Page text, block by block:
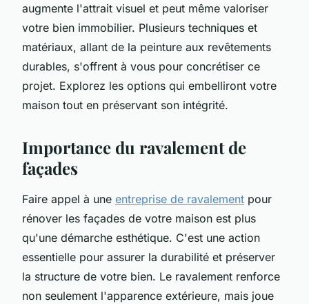
augmente l'attrait visuel et peut même valoriser
votre bien immobilier. Plusieurs techniques et
matériaux, allant de la peinture aux revêtements
durables, s'offrent à vous pour concrétiser ce
projet. Explorez les options qui embelliront votre
maison tout en préservant son intégrité.
Importance du ravalement de
façades
Faire appel à une entreprise de ravalement pour
rénover les façades de votre maison est plus
qu'une démarche esthétique. C'est une action
essentielle pour assurer la durabilité et préserver
la structure de votre bien. Le ravalement renforce
non seulement l'apparence extérieure, mais joue